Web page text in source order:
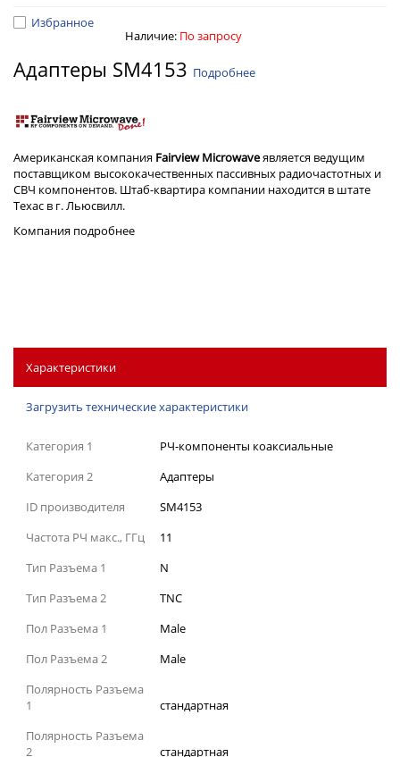
Избранное
Наличие: По запросу
Адаптеры SM4153 Подробнее
Американская компания Fairview Microwaveявляется ведущим
поставщиком высококачественных пассивных радиочастотных и
СВЧ компонентов. Штаб-квартира компании находится в штате
Техас в г. Льюсвилл.
Компания подробнее
Характеристики
Загрузить технические характеристики
Категория 1
РЧ-компоненты коаксиальные
Категория 2
Адаптеры
ID производителя
SM4153
Частота РЧ макс., ГГц
11
Тип Разъема 1
N
Тип Разъема 2
TNC
Пол Разъема 1
Male
Пол Разъема 2
Male
Полярность Разъема
1
стандартная
Полярность Разъема
2
стандартная